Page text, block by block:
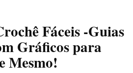
Fáceis -Guias
Gráficos para
Mesmo!